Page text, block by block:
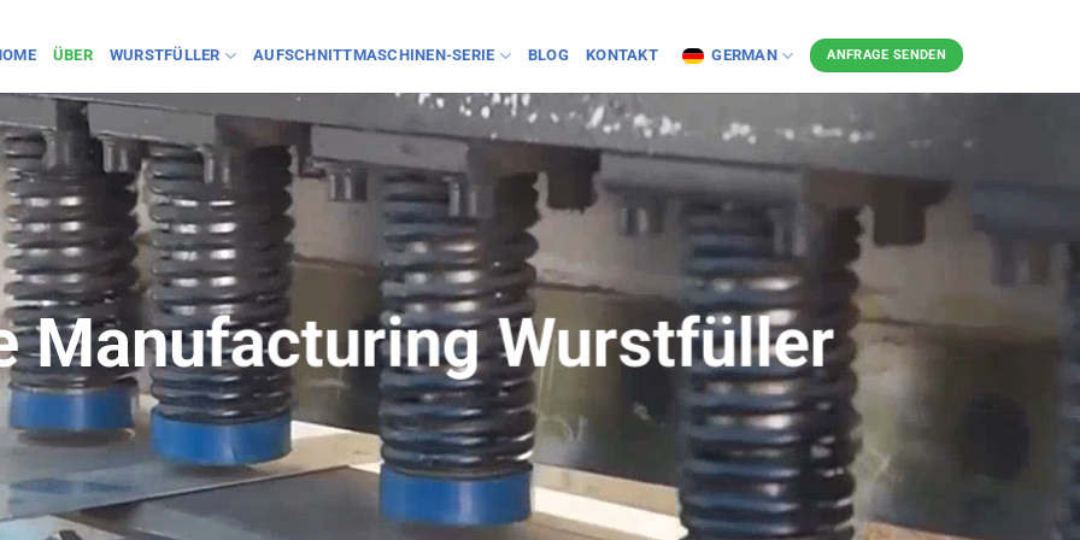
ÜBER WURSTFÜLLER AUFSCHNITTMASCHINEN-SERIE BLOG KONTAKT GERMAN ANFRAGE SENDEN
Manufacturing Wurstfüller